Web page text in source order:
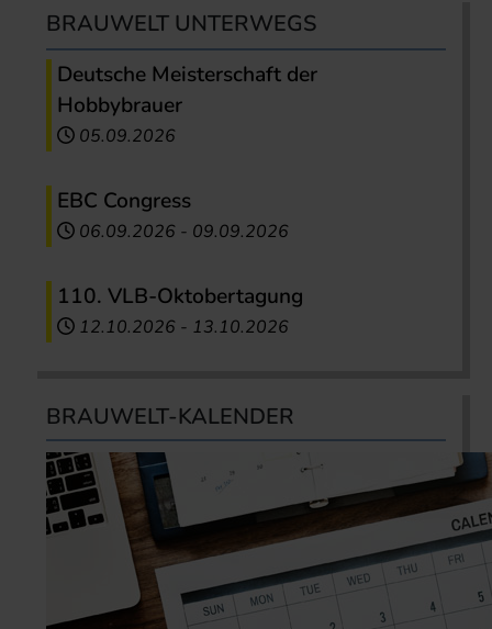
BRAUWELT UNTERWEGS
Deutsche Meisterschaft der
Hobbybrauer
05.09.2026
EBC Congress
06.09.2026 - 09.09.2026
110. VLB-Oktobertagung
12.10.2026 - 13.10.2026
BRAUWELT-KALENDER